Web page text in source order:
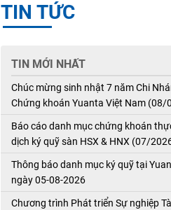
TIN TỨC
TIN MỚI NHẤT
Chúc mừng sinh nhật 7 năm Chi
Chứng khoán Yuanta Việt Nam (08/
Báo cáo danh mục chứng khoán
dịch ký quỹ sàn HSX & HNX (07/
Thông báo danh mục ký quỹ tại
ngày 05-08-2026
Chương trình Phát triển Sự nghiệp